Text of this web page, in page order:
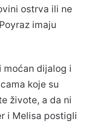
ostrva ili ne
imaju
moćan dijalog i
koje su
živote, a da ni
i Melisa postigli